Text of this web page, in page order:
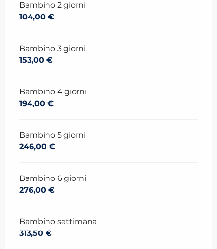
Bambino 2 giorni
104,00 €
Bambino 3 giorni
153,00 €
Bambino 4 giorni
194,00 €
Bambino 5 giorni
246,00 €
Bambino 6 giorni
276,00 €
Bambino settimana
313,50 €